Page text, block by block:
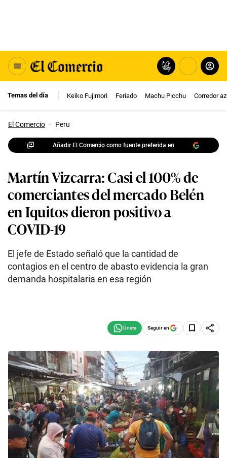
Temas del día Keiko Fujimori Feriado Machu Picchu Corredor
El Comercio · Peru
Añadir El Comercio como fuente preferida en
Martín Vizcarra: Casi el 100% de
comerciantes del mercado Belén
en Iquitos dieron positivo a
COVID-19
El jefe de Estado señaló que la cantidad de
contagios en el centro de abasto evidencia la gran
demanda hospitalaria en esa región
Seguir en